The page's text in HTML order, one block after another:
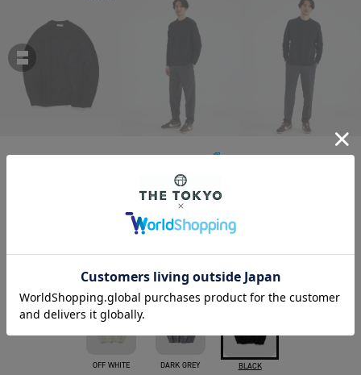
THE TOKYO
Wool Middle Gauge C/N Knit PO
￥41,800
380ポイント付与
カラー
OFF WHITE DARK GREY BLACK